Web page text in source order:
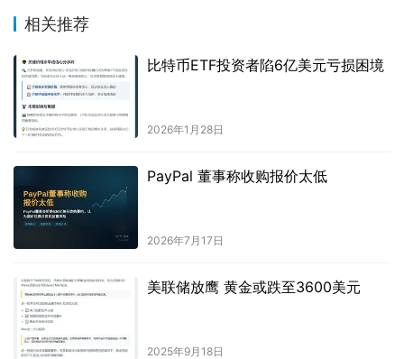
相关推荐
比特币ETF投资者陷6亿美元亏损困境
2026年1月28日
PayPal 董事称收购报价太低
2026年7月17日
美联储放鹰 黄金或跌至3600美元
2025年9月18日